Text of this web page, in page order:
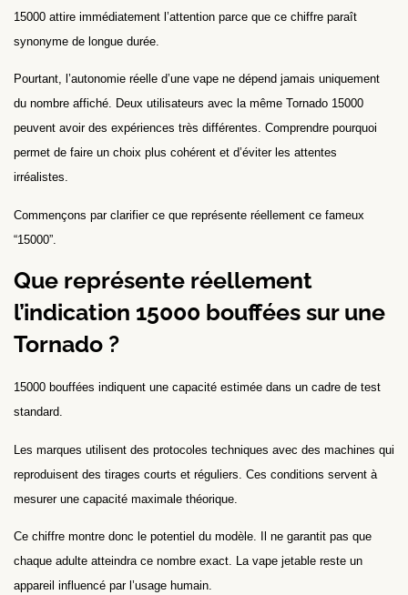
15000 attire immédiatement l’attention parce que ce chiffre paraît
synonyme de longue durée.
Pourtant, l’autonomie réelle d’une vape ne dépend jamais uniquement
du nombre affiché. Deux utilisateurs avec la même Tornado 15000
peuvent avoir des expériences très différentes. Comprendre pourquoi
permet de faire un choix plus cohérent et d’éviter les attentes
irréalistes.
Commençons par clarifier ce que représente réellement ce fameux
“15000”.
Que représente réellement
l’indication 15000 bouffées sur une
Tornado ?
15000 bouffées indiquent une capacité estimée dans un cadre de test
standard.
Les marques utilisent des protocoles techniques avec des machines qui
reproduisent des tirages courts et réguliers. Ces conditions servent à
mesurer une capacité maximale théorique.
Ce chiffre montre donc le potentiel du modèle. Il ne garantit pas que
chaque adulte atteindra ce nombre exact. La vape jetable reste un
appareil influencé par l’usage humain.